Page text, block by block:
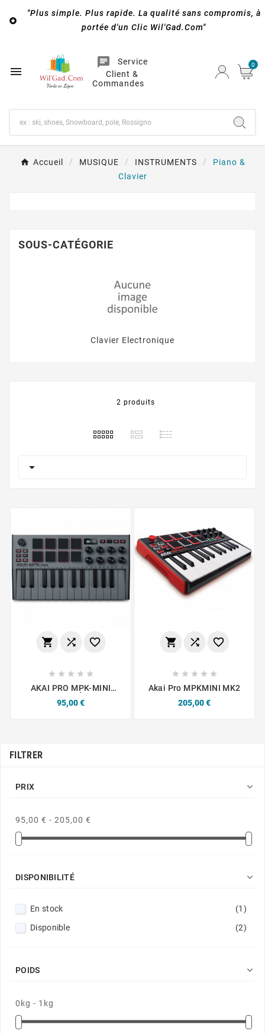

"Plus simple. Plus rapide. La qualité sans compromis, à
portée d'un Clic Wil'Gad.Com"

chat
Service
Client &
Commandes
0
Accueil MUSIQUE INSTRUMENTS
Piano &
Clavier
SOUS-CATÉGORIE
Clavier Electronique
2 produits

  
    
AKAI PRO MPK-MINI
LIMITÉE
Prix
95,00 €
  
    
Akai Pro MPKMINI MK2
Prix
205,00 €
FILTRER
PRIX 
95,00 € - 205,00 €
DISPONIBILITÉ 
En stock
(1)
Disponible
(2)
POIDS 
0kg - 1kg